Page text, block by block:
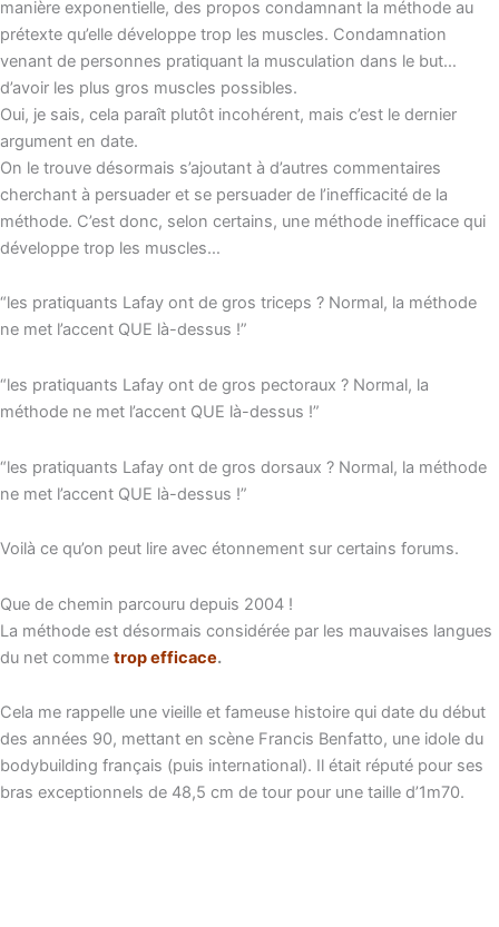
manière exponentielle, des propos condamnant la méthode au
prétexte qu’elle développe trop les muscles. Condamnation
venant de personnes pratiquant la musculation dans le but…
d’avoir les plus gros muscles possibles.
Oui, je sais, cela paraît plutôt incohérent, mais c’est le dernier
argument en date.
On le trouve désormais s’ajoutant à d’autres commentaires
cherchant à persuader et se persuader de l’inefficacité de la
méthode. C’est donc, selon certains, une méthode inefficace qui
développe trop les muscles…
“les pratiquants Lafay ont de gros triceps ? Normal, la méthode
ne met l’accent QUE là-dessus !”
“les pratiquants Lafay ont de gros pectoraux ? Normal, la
méthode ne met l’accent QUE là-dessus !”
“les pratiquants Lafay ont de gros dorsaux ? Normal, la méthode
ne met l’accent QUE là-dessus !”
Voilà ce qu’on peut lire avec étonnement sur certains forums.
Que de chemin parcouru depuis 2004 !
La méthode est désormais considérée par les mauvaises langues
du net comme trop efficace.
Cela me rappelle une vieille et fameuse histoire qui date du début
des années 90, mettant en scène Francis Benfatto, une idole du
bodybuilding français (puis international). Il était réputé pour ses
bras exceptionnels de 48,5 cm de tour pour une taille d’1m70.